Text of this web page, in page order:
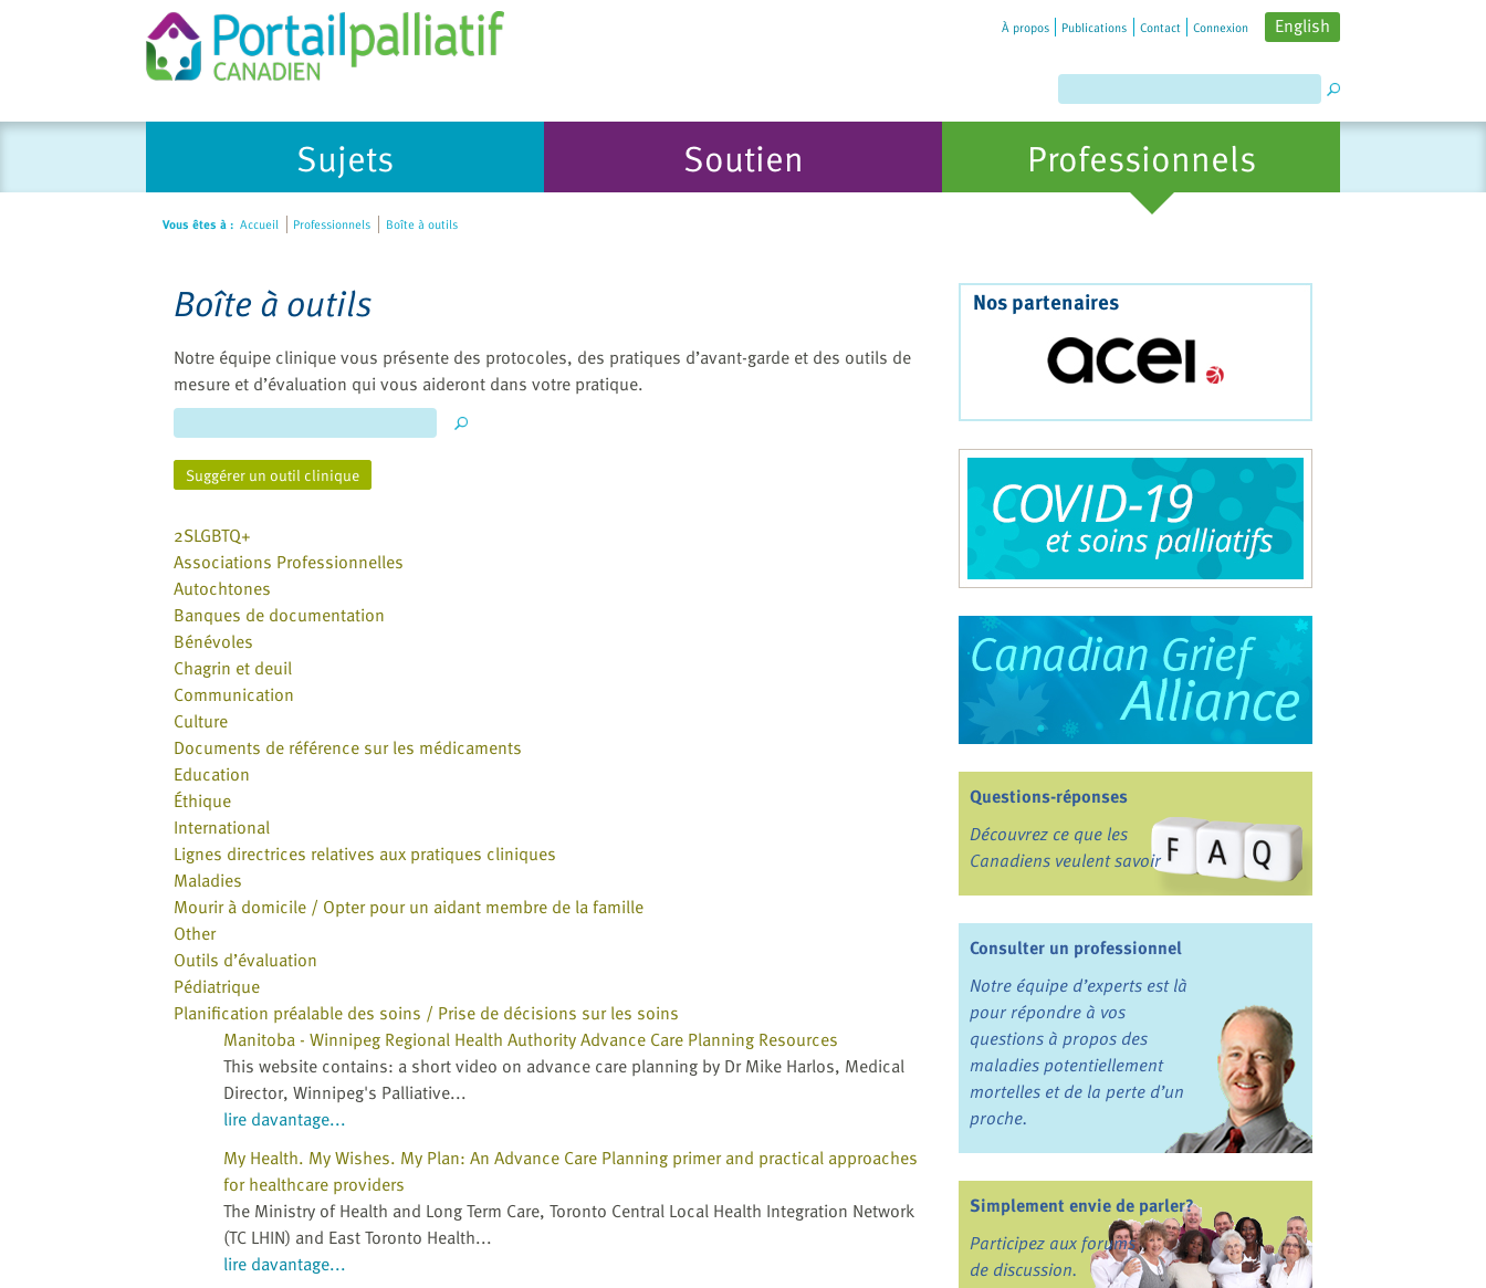
Please
À propos Publications Contact Connexion English
Sujets Soutien Professionnels
Vous êtes à : Accueil Professionnels Boîte à outils
Boîte à outils
Notre équipe clinique vous présente des protocoles, des pratiques d’avant-garde et des outils de
mesure et d’évaluation qui vous aideront dans votre pratique.
Suggérer un outil clinique
2SLGBTQ+
Associations Professionnelles
Autochtones
Banques de documentation
Bénévoles
Chagrin et deuil
Communication
Culture
Documents de référence sur les médicaments
Education
Éthique
International
Lignes directrices relatives aux pratiques cliniques
Maladies
Mourir à domicile / Opter pour un aidant membre de la famille
Other
Outils d’évaluation
Pédiatrique
Planification préalable des soins / Prise de décisions sur les soins
Manitoba - Winnipeg Regional Health Authority Advance Care Planning Resources
This website contains: a short video on advance care planning by Dr Mike Harlos, Medical
Director, Winnipeg's Palliative...
lire davantage...
My Health. My Wishes. My Plan: An Advance Care Planning primer and practical approaches
for healthcare providers
The Ministry of Health and Long Term Care, Toronto Central Local Health Integration Network
(TC LHIN) and East Toronto Health...
lire davantage...
Nos partenaires
Questions-réponses
Découvrez ce que les
Canadiens veulent savoir
Consulter un professionnel
Notre équipe d’experts est là
pour répondre à vos
questions à propos des
maladies potentiellement
mortelles et de la perte d’un
proche.
Simplement envie de parler?
Participez aux forums
de discussion.